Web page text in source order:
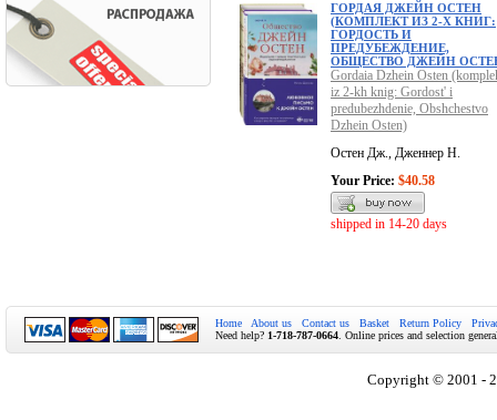
ГОРДАЯ ДЖЕЙН ОСТЕН
(КОМПЛЕКТ ИЗ 2-Х КНИГ:
ГОРДОСТЬ И
ПРЕДУБЕЖДЕНИЕ,
ОБЩЕСТВО ДЖЕЙН
Gordaia Dzhein Osten
iz 2-kh knig: Gordost' i
predubezhdenie, Obshchestvo
Dzhein Osten)
Остен Дж., Дженнер Н.
Your Price: $40.58
shipped in 14-20 days
Home About us Contact us Basket Return Policy
Need help? 1-718-787-0664 . Online prices and selection
Copyright © 2001 -